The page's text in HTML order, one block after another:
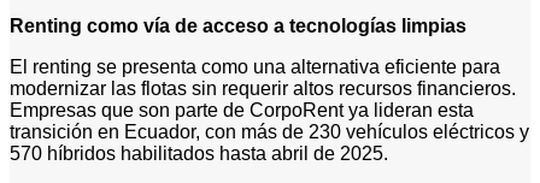
Renting como vía de acceso a tecnologías limpias
El renting se presenta como una alternativa eficiente para
modernizar las flotas sin requerir altos recursos financieros.
Empresas que son parte de CorpoRent ya lideran esta
transición en Ecuador, con más de 230 vehículos eléctricos y
570 híbridos habilitados hasta abril de 2025.